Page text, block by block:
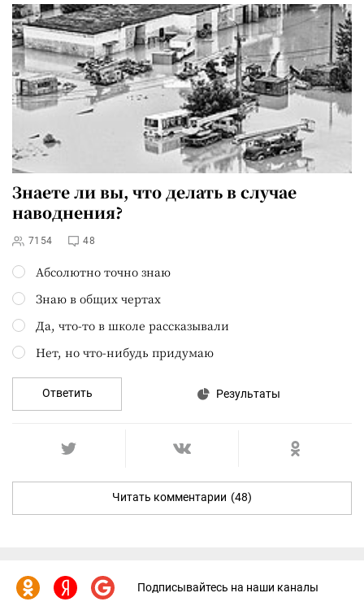
Знаете ли вы, что делать в случае
наводнения?
7154 48
Абсолютно точно знаю
Знаю в общих чертах
Да, что-то в школе рассказывали
Нет, но что-нибудь придумаю
Ответить Результаты
Читать комментарии (48)
Подписывайтесь на наши каналы